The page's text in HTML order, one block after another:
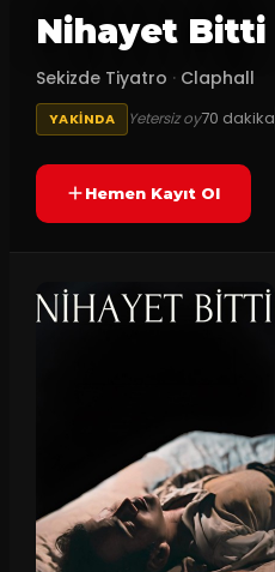
Nihayet Bitti
Sekizde Tiyatro · Claphall
YAKINDA Yetersiz oy70 dakika
Hemen Kayıt Ol